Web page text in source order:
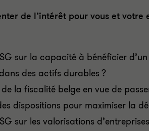
de l’intérêt pour vous et votre
sur la capacité à bénéficier
des actifs durables ?
la fiscalité belge en vue de
dispositions pour maximiser la
sur les valorisations